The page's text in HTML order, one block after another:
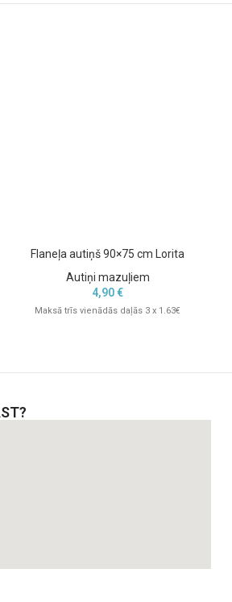
Flaneļa autiņš 90×75 cm Lorita
Autiņi mazuļiem
4,90€
Maksā trīs vienādās daļās 3 x 1.63€